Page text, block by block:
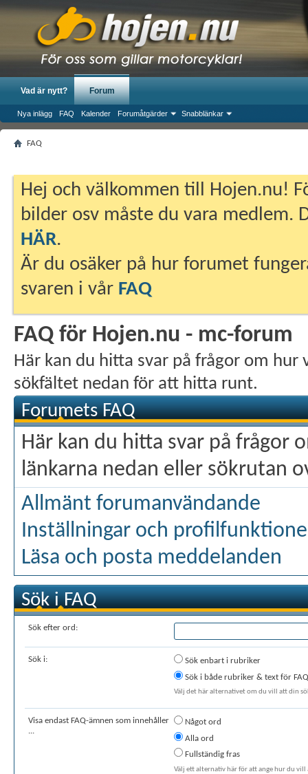
Vad är nytt? Forum
Nya inlägg FAQ Kalender Forumåtgärder Snabblänkar
FAQ
Hej och välkommen till Hojen.nu!
bilder osv måste du vara medlem.
HÄR.
Är du osäker på hur forumet
svaren i vår FAQ
FAQ för Hojen.nu - mc-forum
Här kan du hitta svar på frågor om hur
sökfältet nedan för att hitta runt.
Forumets FAQ
Här kan du hitta svar på frågor
länkarna nedan eller sökrutan
Allmänt forumanvändande
Inställningar och
Läsa och posta meddelanden
Sök i FAQ
Sök efter ord:
Sök i:
Sök enbart i rubriker
Sök i både rubriker & text för
Välj det här alternativet om du vill att din
Visa endast FAQ-ämnen som innehåller
...
Något ord
Alla ord
Fullständig fras
Välj ett alternativ här för att ange hur du